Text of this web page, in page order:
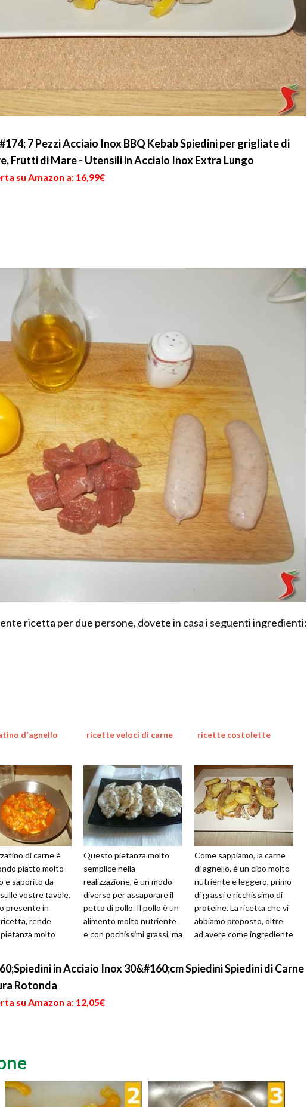
7 Pezzi Acciaio Inox BBQ Kebab Spiedini per grigliate di
Frutti di Mare - Utensili in Acciaio Inox Extra Lungo
su Amazon a: 16,99€
ricetta per due persone, dovete in casa i seguenti ingredienti:
d'agnello
di carne è
piatto molto
e saporito da
vostre tavole.
presente in
rende
molto
ricette veloci di carne
Questo pietanza molto
semplice nella
realizzazione, è un modo
diverso per assaporare il
petto di pollo. Il pollo è un
alimento molto nutriente
e con pochissimi grassi, ma
ricette costolette
Come sappiamo, la carne
di agnello, è un cibo molto
nutriente e leggero, primo
di grassi e ricchissimo di
proteine. La ricetta che vi
abbiamo proposto, oltre
ad avere come ingrediente
in Acciaio Inox 30&#160;cm Spiedini Spiedini di Carne
Rotonda
su Amazon a: 12,05€